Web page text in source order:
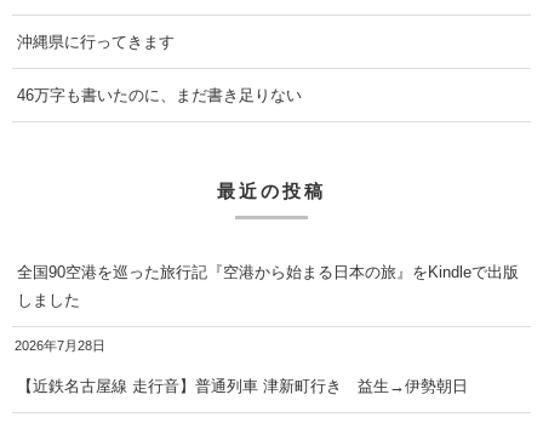
沖縄県に行ってきます
46万字も書いたのに、まだ書き足りない
最近の投稿
全国90空港を巡った旅行記『空港から始まる日本の旅』をKindleで出版
しました
2026年7月28日
【近鉄名古屋線 走行音】普通列車 津新町行き 益生→伊勢朝日